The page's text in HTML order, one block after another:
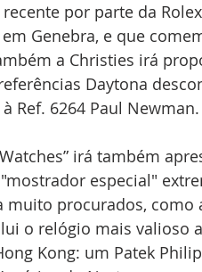
por parte da
Genebra, e que
a Christies irá
Daytona
Ref. 6264 Paul Newman.
irá também
especial"
procurados, como
o relógio mais valioso
Kong: um Patek